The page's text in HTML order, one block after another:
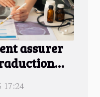
assurer
17:24